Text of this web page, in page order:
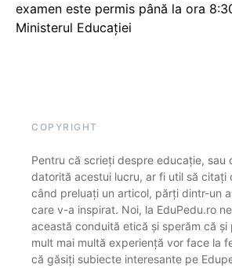
examen este permis până la ora
Ministerul Educației
COPYRIGHT
Pentru că scrieți despre educație, sau
datorită acestui lucru, ar fi util să citați
când preluați un articol, părți dintr-un
care v-a inspirat. Noi, la EduPedu.ro
această conduită etică și sperăm că și
mult mai multă experiență vor face la
că găsiți subiecte interesante pe